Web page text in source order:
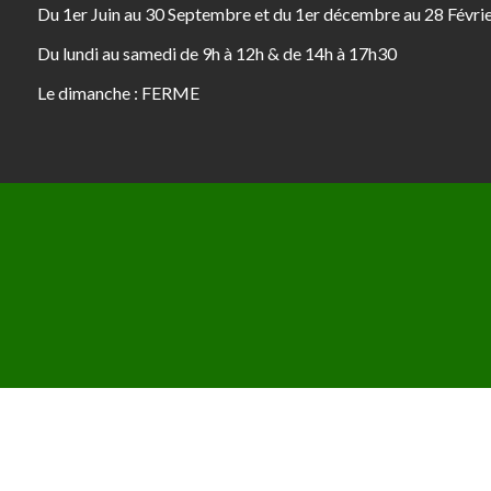
Du 1er Juin au 30 Septembre et du 1er décembre au 28
Du lundi au samedi de 9h à 12h & de 14h à 17h30
Le dimanche : FERME